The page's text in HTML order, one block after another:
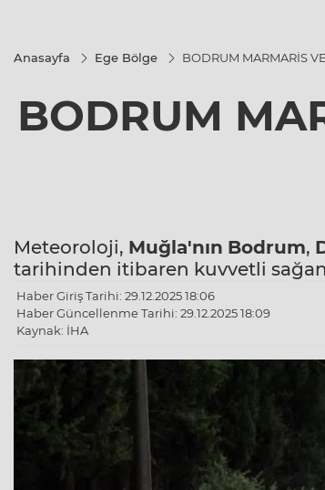
Anasayfa Ege Bölge BODRUM MARMARİS
BODRUM
Meteoroloji, Muğla'nın Bodrum,
tarihinden itibaren kuvvetli
Haber Giriş Tarihi: 29.12.2025 18:06
Haber Güncellenme Tarihi: 29.12.2025 18:09
Kaynak: İHA